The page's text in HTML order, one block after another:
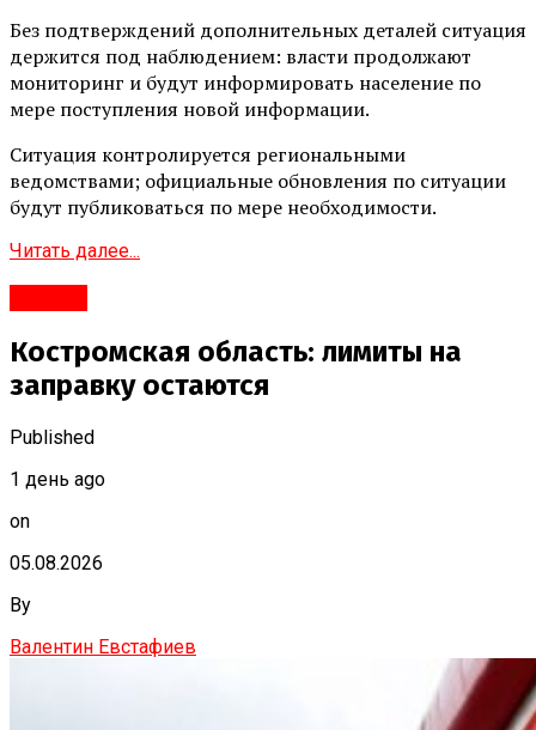
Без подтверждений дополнительных деталей ситуация
держится под наблюдением: власти продолжают
мониторинг и будут информировать население по
мере поступления новой информации.
Ситуация контролируется региональными
ведомствами; официальные обновления по ситуации
будут публиковаться по мере необходимости.
Читать далее...
Костромская область: лимиты на
заправку остаются
Published
1 день ago
on
05.08.2026
By
Валентин Евстафиев